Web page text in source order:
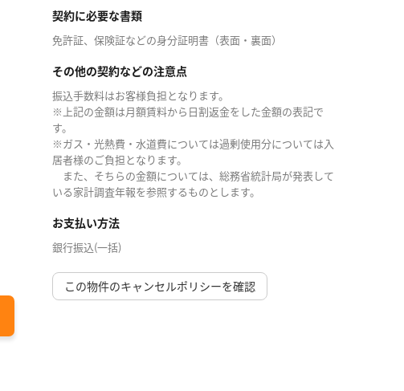
契約に必要な書類
免許証、保険証などの身分証明書（表面・裏面）
その他の契約などの注意点
振込手数料はお客様負担となります。
※上記の金額は月額賃料から日割返金をした金額の表記で
す。
※ガス・光熱費・水道費については過剰使用分については入
居者様のご負担となります。
また、そちらの金額については、総務省統計局が発表して
いる家計調査年報を参照するものとします。
お支払い方法
銀行振込(一括)
この物件のキャンセルポリシーを確認